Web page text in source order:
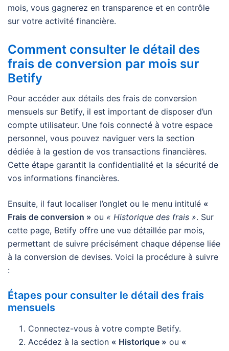
mois, vous gagnerez en transparence et en contrôle
sur votre activité financière.
Comment consulter le détail des
frais de conversion par mois sur
Betify
Pour accéder aux détails des frais de conversion
mensuels sur Betify, il est important de disposer d’un
compte utilisateur. Une fois connecté à votre espace
personnel, vous pouvez naviguer vers la section
dédiée à la gestion de vos transactions financières.
Cette étape garantit la confidentialité et la sécurité de
vos informations financières.
Ensuite, il faut localiser l’onglet ou le menu intitulé «
Frais de conversion » ou « Historique des frais ». Sur
cette page, Betify offre une vue détaillée par mois,
permettant de suivre précisément chaque dépense liée
à la conversion de devises. Voici la procédure à suivre
:
Étapes pour consulter le détail des frais
mensuels
Connectez-vous à votre compte Betify.
Accédez à la section « Historique » ou «